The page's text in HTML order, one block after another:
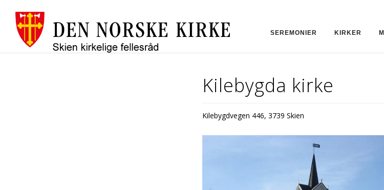
SEREMONIER KIRKER
Kilebygda kirke
Kilebygdvegen 446, 3739 Skien